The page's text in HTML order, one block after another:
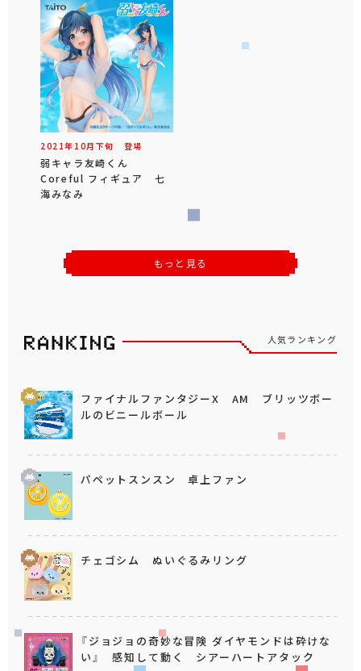
2021年 10月 下旬 登場
弱キャラ友崎くん
Coreful フィギュア 七
海みなみ
もっと見る
人気ランキング
ファイナルファンタジーX AM ブリッツボー
ルのビニールボール
パペットスンスン 卓上ファン
チェゴシム ぬいぐるみリング
『ジョジョの奇妙な冒険 ダイヤモンドは砕けな
い』 感知して動く シアーハートアタック